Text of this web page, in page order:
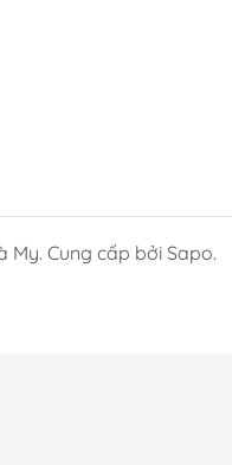
My. Cung cấp bởi Sapo.